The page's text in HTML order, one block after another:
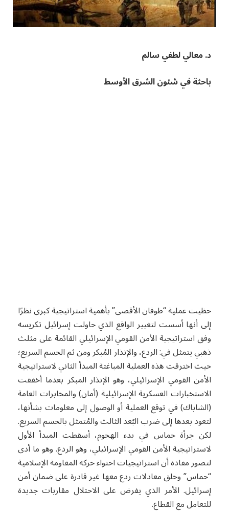
د. معالي لطفي سالم
باحثة في شئون الشرق الأوسط
حظيت عملية “طوفان الأقصى” بأهمية استراتيجية كبرى نظرًا
إلى أنها أسست لتغيير الواقع الذي حاولت إسرائيل تكريسه
وفق استراتيجية الأمن القومي الإسرائيلي القائمة على مثلث
ذهبي يتمثل في: الردع، والإنذار المُبكر ومن ثم الحسم السريع؛
حيث اخترقت هذه العملية المباغتة المبدأ الثاني لاستراتيجية
الأمن القومي الإسرائيلي، وهو الإنذار المبكر بعدما أخفقت
الاستخبارات العسكرية الإسرائيلية (أمان) والمخابرات العامة
(الشاباك) في توقع العملية أو الوصول إلى معلومات بشأنها،
لتعود بعدها إلى ضرب البُعد الثالث والمُتمثل بالحسم السريع.
لكن جرأة حماس في بدء الهجوم، أسقطت المبدأ الأول
لاستراتيجية الأمن القومي الإسرائيلي، وهو الردع. وهو ما أدى
لتصور مفاده أن استراتيجيات احتواء حركة المقاومة الإسلامية
“حماس” وخلق معادلات ردع معها غير قادرة على ضمان أمن
إسرائيل. الأمر الذي يفرض على الاحتلال مقاربات جديدة
للتعامل مع القطاع.